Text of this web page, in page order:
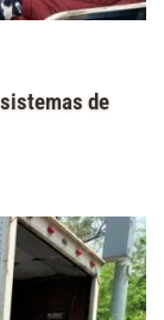
de